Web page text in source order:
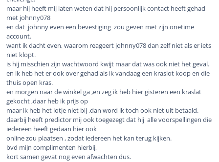
maar hij heeft mij laten weten dat hij persoonlijk contact heeft gehad
met johnny078
en dat johnny even een bevestiging zou geven met zijn onetime
account.
want ik dacht even, waarom reageert johnny078 dan zelf niet als er iets
niet klopt.
is hij misschien zijn wachtwoord kwijt maar dat was ook niet het geval.
en ik heb het er ook over gehad als ik vandaag een kraslot koop en die
thuis open kras.
en morgen naar de winkel ga ,en zeg ik heb hier gisteren een kraslat
gekocht ,daar heb ik prijs op
maar ik heb het lotje niet bij ,dan word ik toch ook niet uit betaald.
daarbij heeft predictor mij ook toegezegt dat hij alle voorspellingen die
iedereen heeft gedaan hier ook
online zou plaatsen , zodat iedereen het kan terug kijken.
bvd mijn complimenten hierbij,
kort samen gevat nog even afwachten dus.